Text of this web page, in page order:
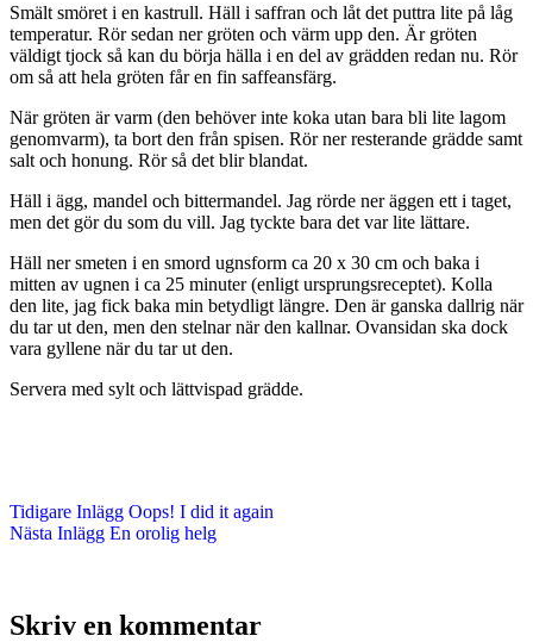
Smält smöret i en kastrull. Häll i saffran och låt det puttra lite på låg
temperatur. Rör sedan ner gröten och värm upp den. Är gröten
väldigt tjock så kan du börja hälla i en del av grädden redan nu. Rör
om så att hela gröten får en fin saffeansfärg.
När gröten är varm (den behöver inte koka utan bara bli lite lagom
genomvarm), ta bort den från spisen. Rör ner resterande grädde samt
salt och honung. Rör så det blir blandat.
Häll i ägg, mandel och bittermandel. Jag rörde ner äggen ett i taget,
men det gör du som du vill. Jag tyckte bara det var lite lättare.
Häll ner smeten i en smord ugnsform ca 20 x 30 cm och baka i
mitten av ugnen i ca 25 minuter (enligt ursprungsreceptet). Kolla
den lite, jag fick baka min betydligt längre. Den är ganska dallrig när
du tar ut den, men den stelnar när den kallnar. Ovansidan ska dock
vara gyllene när du tar ut den.
Servera med sylt och lättvispad grädde.
Tidigare Inlägg Oops! I did it again
Nästa Inlägg En orolig helg
Skriv en kommentar